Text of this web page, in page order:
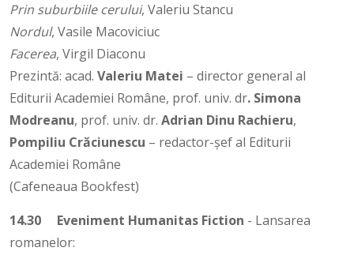
Prin suburbiile cerului, Valeriu Stancu
Nordul, Vasile Macoviciuc
Facerea, Virgil Diaconu
Prezintă: acad. Valeriu Matei – director general al
Editurii Academiei Române, prof. univ. dr. Simona
Modreanu, prof. univ. dr. Adrian Dinu Rachieru,
Pompiliu Crăciunescu – redactor-șef al Editurii
Academiei Române
(Cafeneaua Bookfest)
14.30
Eveniment Humanitas Fiction - Lansarea
romanelor: